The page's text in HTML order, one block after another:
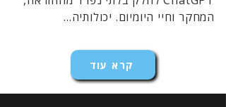
המחקר וחיי היומיום. יכולותיה...
קרא עוד